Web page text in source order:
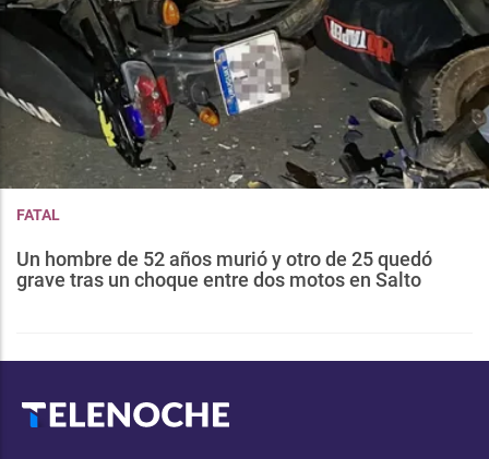
FATAL
Un hombre de 52 años murió y otro de 25 quedó
grave tras un choque entre dos motos en Salto